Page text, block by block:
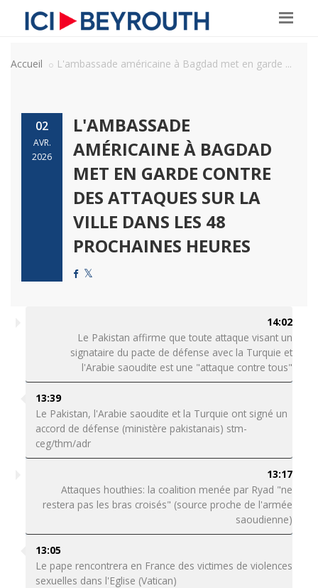
Accueil L'ambassade américaine à Bagdad met en garde ...
02
AVR.
2026
L'AMBASSADE
AMÉRICAINE À BAGDAD
MET EN GARDE CONTRE
DES ATTAQUES SUR LA
VILLE DANS LES 48
PROCHAINES HEURES
14:02
Le Pakistan affirme que toute attaque visant un
signataire du pacte de défense avec la Turquie et
l'Arabie saoudite est une "attaque contre tous"
13:39
Le Pakistan, l'Arabie saoudite et la Turquie ont signé un
accord de défense (ministère pakistanais) stm-
ceg/thm/adr
13:17
Attaques houthies: la coalition menée par Ryad "ne
restera pas les bras croisés" (source proche de l'armée
saoudienne)
13:05
Le pape rencontrera en France des victimes de violences
sexuelles dans l'Eglise (Vatican)